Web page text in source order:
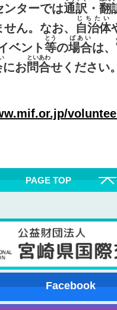
ンターでは通訳 ・ 翻
ん。なお、 自治体
じちたい
ベント等
とう
の場合
ばあい
は、
にお問合
といあわ
せください。
PAGE TOP
Facebook